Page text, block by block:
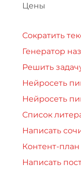
Цены
Сократить
Генератор
Решить
Нейросеть
Нейросеть
Список
Написать
Контент-
Написать